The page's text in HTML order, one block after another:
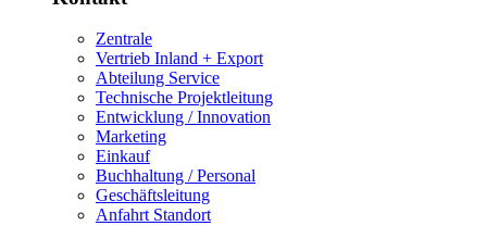
Zentrale
Vertrieb Inland + Export
Abteilung Service
Technische Projektleitung
Entwicklung / Innovation
Marketing
Einkauf
Buchhaltung / Personal
Geschäftsleitung
Anfahrt Standort